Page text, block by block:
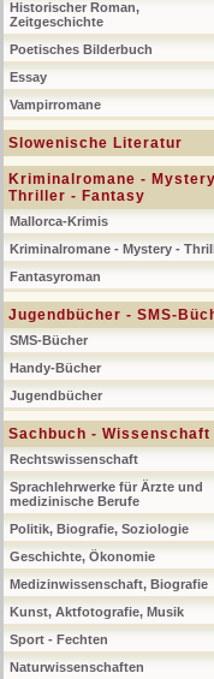
Historischer Roman,
Zeitgeschichte
Poetisches Bilderbuch
Essay
Vampirromane
Slowenische Literatur
Kriminalromane -
Thriller - Fantasy
Mallorca-Krimis
Kriminalromane - Mystery -
Fantasyroman
Jugendbücher - SMS-
SMS-Bücher
Handy-Bücher
Jugendbücher
Sachbuch - Wissenschaft
Rechtswissenschaft
Sprachlehrwerke für Ärzte und
medizinische Berufe
Politik, Biografie, Soziologie
Geschichte, Ökonomie
Medizinwissenschaft, Biografie
Kunst, Aktfotografie, Musik
Sport - Fechten
Naturwissenschaften